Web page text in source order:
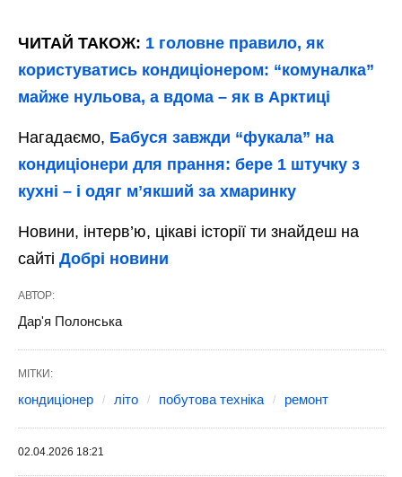
ЧИТАЙ ТАКОЖ: 1 головне правило, як
користуватись кондиціонером: “комуналка”
майже нульова, а вдома – як в Арктиці
Нагадаємо, Бабуся завжди “фукала” на
кондиціонери для прання: бере 1 штучку з
кухні – і одяг мʼякший за хмаринку
Новини, інтерв’ю, цікаві історії ти знайдеш на
сайті Добрі новини
АВТОР:
Дар'я Полонська
МІТКИ:
кондиціонер літо побутова техніка ремонт
02.04.2026 18:21